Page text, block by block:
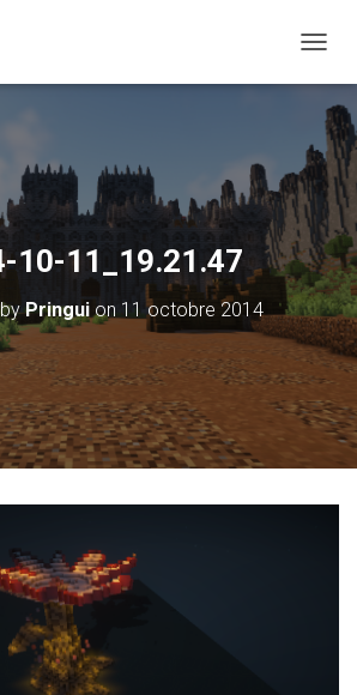
10-11_19.21.47
Pringuion 11 octobre 2014